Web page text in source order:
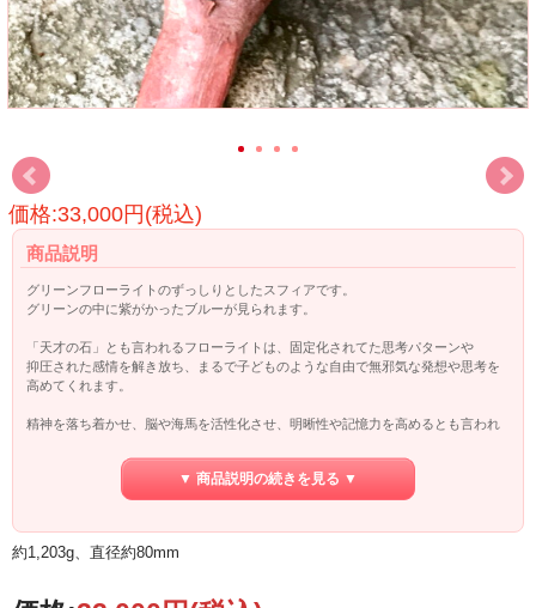
価格:33,000円(税込)
商品説明
グリーンフローライトのずっしりとしたスフィアです。
グリーンの中に紫がかったブルーが見られます。
「天才の石」とも言われるフローライトは、固定化されてた思考パターンや
抑圧された感情を解き放ち、まるで子どものような自由で無邪気な発想や思考を
高めてくれます。
精神を落ち着かせ、脳や海馬を活性化させ、明晰性や記憶力を高めるとも言われ
◎ネガティブな感情、抑圧された感情の解放
◎頭の疲れをとる
▼ 商品説明の続きを見る ▼
約1,203g、直径約80mm